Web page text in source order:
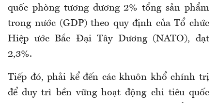
quốc phòng tương đương 2% tổng sản phẩm
trong nước (GDP) theo quy định của Tổ chức
Hiệp ước Bắc Đại Tây Dương (NATO), đạt
2,3%.
Tiếp đó, phải kể đến các khuôn khổ chính trị
để duy trì bền vững hoạt động chi tiêu quốc